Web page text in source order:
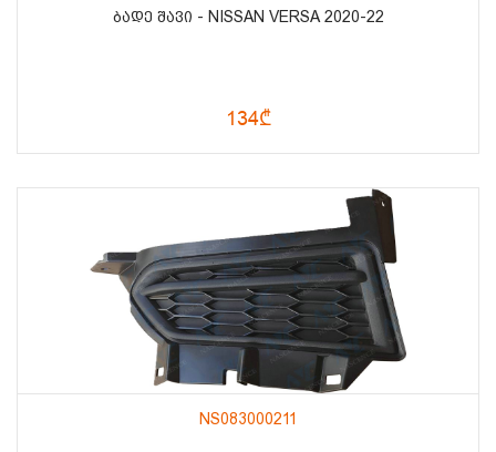
ᲑᲐᲓᲔ ᲨᲐᲕᲘ - NISSAN VERSA 2020-22
134₾
NS083000211